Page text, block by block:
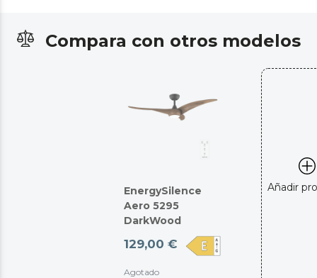
Compara con otros modelos
EnergySilence
Aero 5295
DarkWood
129,00 €
Agotado
Añadir